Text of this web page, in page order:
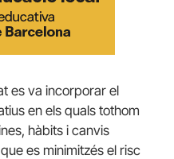
es va incorporar el
en els quals tothom
hàbits i canvis
es minimitzés el risc